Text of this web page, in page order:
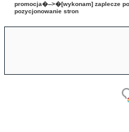
promocja�-->�[wykonam] zaplecze
pozycjonowanie stron